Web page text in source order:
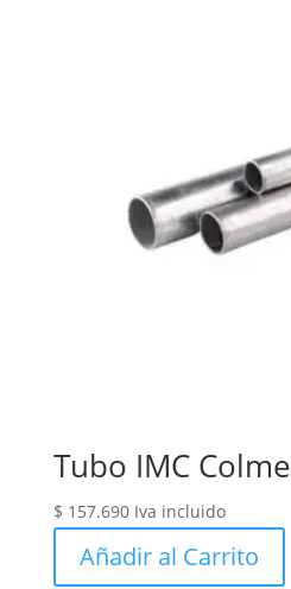
Tubo IMC
$ 157.690 Iva incluido
Añadir al Carrito